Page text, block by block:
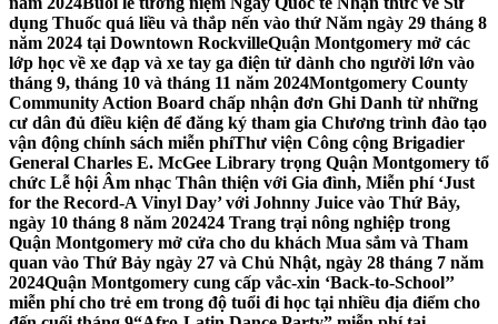
dụng Thuốc quá liều và thắp nến vào thứ Năm ngày 29 tháng 8
năm 2024 tại Downtown RockvilleQuận Montgomery mở các
lớp học về xe đạp và xe tay ga điện tử dành cho người lớn vào
tháng 9, tháng 10 và tháng 11 năm 2024Montgomery County
Community Action Board chấp nhận đơn Ghi Danh từ những
cư dân đủ điều kiện để đăng ký tham gia Chương trình đào tạo
vận động chính sách miễn phíThư viện Công cộng Brigadier
General Charles E. McGee Library trọng Quận Montgomery tổ
chức Lễ hội Âm nhạc Thân thiện với Gia đình, Miễn phí ‘Just
for the Record-A Vinyl Day’ với Johnny Juice vào Thứ Bảy,
ngày 10 tháng 8 năm 202424 Trang trại nông nghiệp trong
Quận Montgomery mở cửa cho du khách Mua sắm và Tham
quan vào Thứ Bảy ngày 27 và Chủ Nhật, ngày 28 tháng 7 năm
2024Quận Montgomery cung cấp vắc-xin ‘Back-to-School’’
miễn phí cho trẻ em trong độ tuổi đi học tại nhiều địa điểm cho